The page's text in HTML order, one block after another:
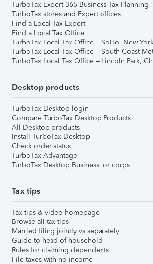
TurboTax Expert 365 Business Tax Planning
TurboTax stores and Expert offices
Find a Local Tax Expert
Find a Local Tax Office
TurboTax Local Tax Office – SoHo, New York
TurboTax Local Tax Office – South Coast
TurboTax Local Tax Office – Lincoln Park,
Desktop products
TurboTax Desktop login
Compare TurboTax Desktop Products
All Desktop products
Install TurboTax Desktop
Check order status
TurboTax Advantage
TurboTax Desktop Business for corps
Tax tips
Tax tips & video homepage
Browse all tax tips
Married filing jointly vs separately
Guide to head of household
Rules for claiming dependents
File taxes with no income